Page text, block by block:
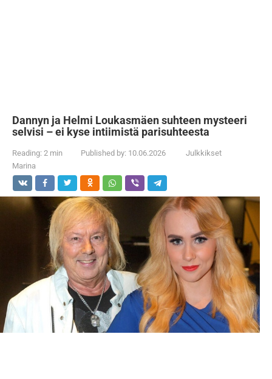
Dannyn ja Helmi Loukasmäen suhteen mysteeri
selvisi – ei kyse intiimistä parisuhteesta
Reading: 2 min Published by: 10.06.2026
Julkkikset
Marina